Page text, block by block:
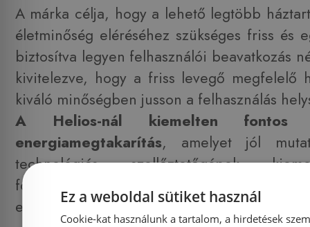
A márka célja, hogy a lehető legtöbb
életminőség eléréséhez szükséges friss és
biztosítva legyen felhasználói beavatkozás
kivitelezve, hogy a friss levegő megfelelő
kiváló minőségben jusson a felhasználás
A Helios-nál kiemelten fontos
energiamegtakarítás, amelyet jól
technológiás szellőztetőgépek
fogyasztással és a lehető legmagasabb
energiacímkével rendelkeznek.
Ez a weboldal sütiket használ
Cookie-kat használunk a tartalom, a hirdetések